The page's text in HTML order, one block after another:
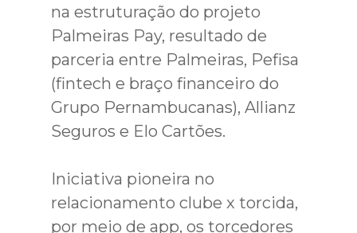
na estruturação do projeto
Palmeiras Pay, resultado de
parceria entre Palmeiras, Pefisa
(fintech e braço financeiro do
Grupo Pernambucanas), Allianz
Seguros e Elo Cartões.
Iniciativa pioneira no
relacionamento clube x torcida,
por meio de app, os torcedores